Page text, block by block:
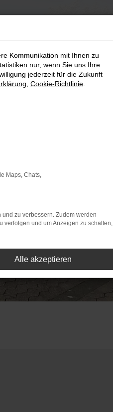
Kommunikation mit Ihnen zu
nur, wenn Sie uns Ihre
jederzeit für die Zukunft
Cookie-Richtlinie
Maps, Chats,
zu verbessern. Zudem werden
verfolgen und um Anzeigen zu schalten,
Alle akzeptieren